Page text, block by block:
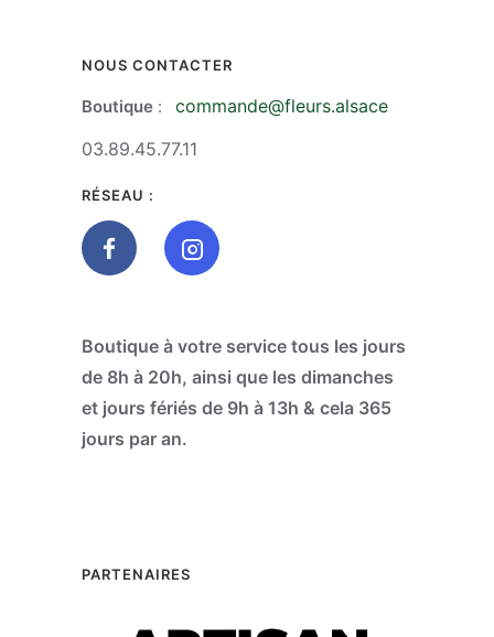
NOUS CONTACTER
Boutique :
commande@fleurs.alsace
03.89.45.77.11
RÉSEAU :
Boutique à votre service tous les jours
de 8h à 20h, ainsi que les dimanches
et jours fériés de 9h à 13h & cela 365
jours par an.
PARTENAIRES